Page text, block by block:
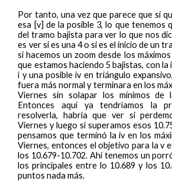
Por tanto, una vez que parece que sí
esa [v] de la posible 3, lo que tenemos
del tramo bajista para ver lo que nos
es ver si es una 4 o si es el inicio de un
si hacemos un zoom desde los
que estamos haciendo 5 bajistas, con la
i y una posible iv en triángulo
fuera más normal y terminara en los
Viernes sin solapar los mínimos de
Entonces aquí ya tendríamos la
resolverla, habría que ver si
Viernes y luego si superamos esos
pensamos que terminó la iv en los
Viernes, entonces el objetivo para la v
los 10.679-10.702. Ahí tenemos un
los principales entre lo 10.689 y los
puntos nada más.